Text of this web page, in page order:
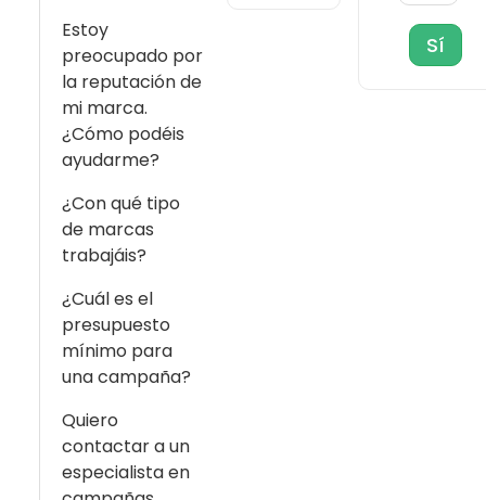
Estoy
preocupado por
la reputación de
mi marca.
¿Cómo podéis
ayudarme?
¿Con qué tipo
de marcas
trabajáis?
¿Cuál es el
presupuesto
mínimo para
una campaña?
Quiero
contactar a un
especialista en
Sí